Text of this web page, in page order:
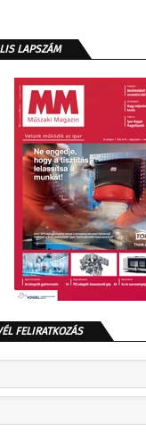
LAPSZÁM
FELIRATKOZÁS